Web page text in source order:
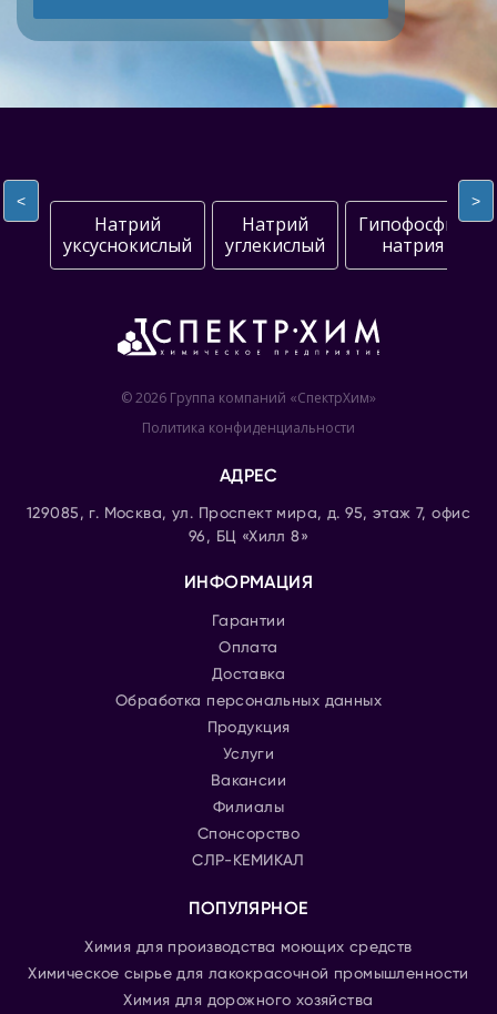
<
Натрий
уксуснокислый
Натрий
углекислый
Гипофосфит
натрия
>
© 2026 Группа компаний «СпектрХим»
Политика конфиденциальности
АДРЕС
129085, г. Москва, ул. Проспект мира, д. 95, этаж 7, офис
96, БЦ «Хилл 8»
ИНФОРМАЦИЯ
Гарантии
Оплата
Доставка
Обработка персональных данных
Продукция
Услуги
Вакансии
Филиалы
Спонсорство
СЛР-КЕМИКАЛ
ПОПУЛЯРНОЕ
Химия для производства моющих средств
Химическое сырье для лакокрасочной промышленности
Химия для дорожного хозяйства